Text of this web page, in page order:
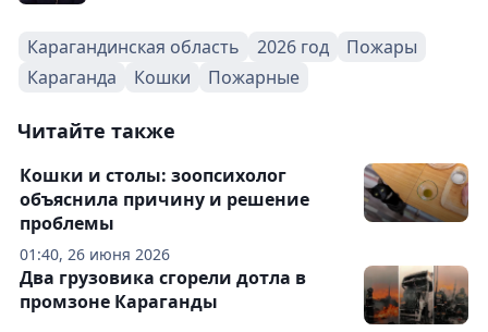
Карагандинская область 2026 год
Пожары
Караганда
Кошки Пожарные
Читайте также
01:40, 26 июня 2026
Кошки и столы: зоопсихолог
объяснила причину и решение
проблемы
Два грузовика сгорели дотла в
промзоне Караганды